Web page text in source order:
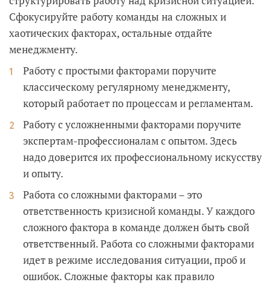
Сфокусируйте работу команды на сложных и
хаотических факторах, остальные отдайте
менеджменту.
Работу с простыми факторами поручите
классическому регулярному менеджменту,
который работает по процессам и регламентам.
Работу с усложненными факторами поручите
экспертам-профессионалам с опытом. Здесь
надо доверится их профессиональному искусству
и опыту.
Работа со сложными факторами – это
ответственность кризисной команды. У каждого
сложного фактора в команде должен быть свой
ответственный. Работа со сложными факторами
идет в режиме исследования ситуации, проб и
ошибок. Сложные факторы как правило